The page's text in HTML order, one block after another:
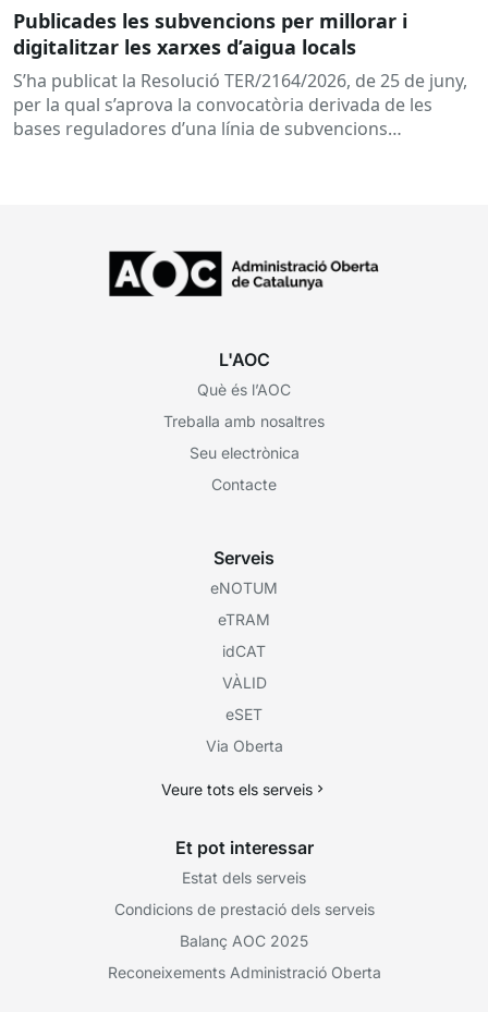
Publicades les subvencions per millorar i
digitalitzar les xarxes d’aigua locals
S’ha publicat la Resolució TER/2164/2026, de 25 de juny,
per la qual s’aprova la convocatòria derivada de les
bases reguladores d’una línia de subvencions
L'AOC
Què és l’AOC
Treballa amb nosaltres
Seu electrònica
Contacte
Serveis
eNOTUM
eTRAM
idCAT
VÀLID
eSET
Via Oberta
Veure tots els serveis
Et pot interessar
Estat dels serveis
Condicions de prestació dels serveis
Balanç AOC 2025
Reconeixements Administració Oberta